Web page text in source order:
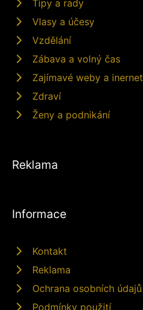
Tipy a rady
Vlasy a účesy
Vzdělání
Zábava a volný čas
Zajímavé weby a inernet
Zdraví
Ženy a podnikání
Reklama
Informace
Kontakt
Reklama
Ochrana osobních údajů
Podmínky použití